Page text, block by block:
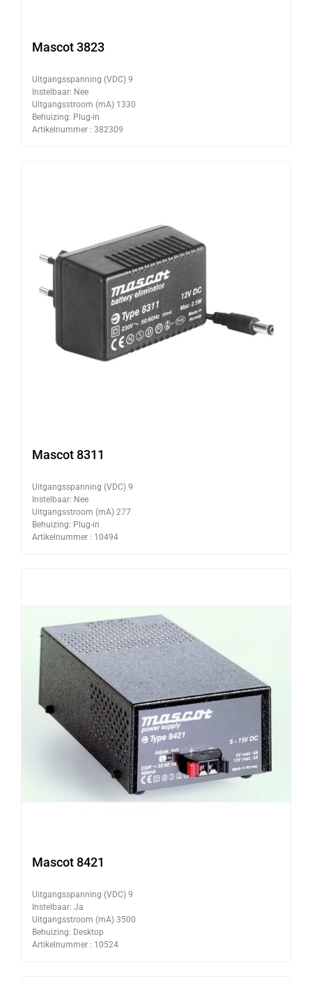
Mascot 3823
Uitgangsspanning (VDC) 9
Instelbaar: Nee
Uitgangsstroom (mA) 1330
Behuizing: Plug-in
Artikelnummer : 382309
Mascot 8311
Uitgangsspanning (VDC) 9
Instelbaar: Nee
Uitgangsstroom (mA) 277
Behuizing: Plug-in
Artikelnummer : 10494
Mascot 8421
Uitgangsspanning (VDC) 9
Instelbaar: Ja
Uitgangsstroom (mA) 3500
Behuizing: Desktop
Artikelnummer : 10524